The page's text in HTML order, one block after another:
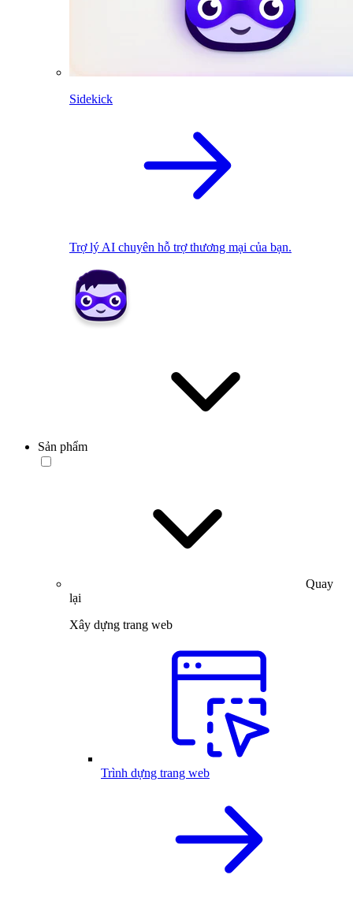
Sidekick
Trợ lý AI chuyên hỗ trợ thương mại của bạn.
Sản phẩm
Quay
lại
Xây dựng trang web
Trình dựng trang web